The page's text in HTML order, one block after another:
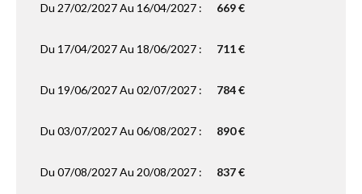
Du 27/02/2027 Au 16/04/2027 : 669 €
Du 17/04/2027 Au 18/06/2027 : 711 €
Du 19/06/2027 Au 02/07/2027 : 784 €
Du 03/07/2027 Au 06/08/2027 : 890 €
Du 07/08/2027 Au 20/08/2027 : 837 €